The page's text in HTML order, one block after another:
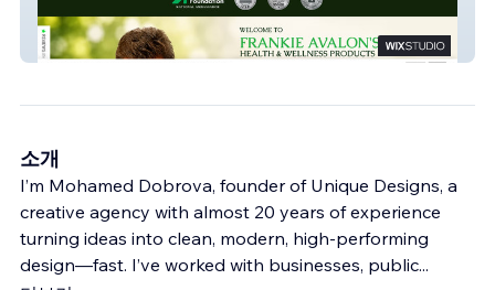
Zero Pain
소개
I’m Mohamed Dobrova, founder of Unique Designs, a
creative agency with almost 20 years of experience
turning ideas into clean, modern, high-performing
design—fast. I’ve worked with businesses, public...